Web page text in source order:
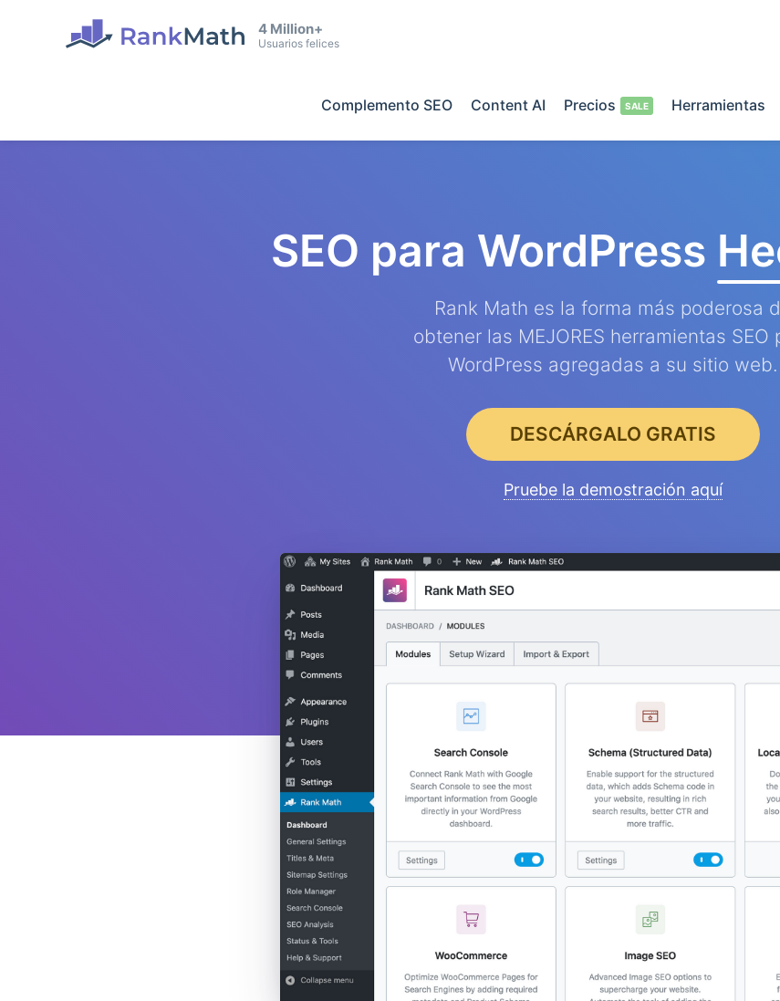
4 Million+
Usuarios felices
Complemento SEO Content AI Precios Herramientas
SEO para WordPress
Rank Math es la forma más poderosa
obtener las MEJORES herramientas SEO
WordPress agregadas a su sitio web.
DESCÁRGALO GRATIS
Pruebe la demostración aquí